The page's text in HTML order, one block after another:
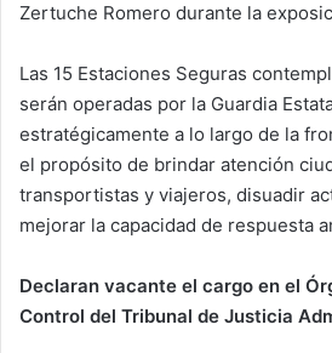
Zertuche Romero durante la
Las 15 Estaciones Seguras
serán operadas por la Guardia
estratégicamente a lo largo de la
el propósito de brindar atención
transportistas y viajeros, disuadir
mejorar la capacidad de respuesta
Declaran vacante el cargo en el
Control del Tribunal de Justicia